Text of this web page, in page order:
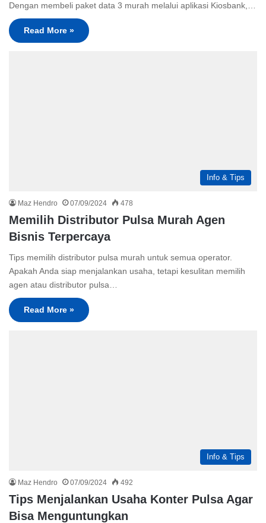
Dengan membeli paket data 3 murah melalui aplikasi Kiosbank,…
Read More »
Info & Tips
Maz Hendro 07/09/2024 478
Memilih Distributor Pulsa Murah Agen
Bisnis Terpercaya
Tips memilih distributor pulsa murah untuk semua operator.
Apakah Anda siap menjalankan usaha, tetapi kesulitan memilih
agen atau distributor pulsa…
Read More »
Info & Tips
Maz Hendro 07/09/2024 492
Tips Menjalankan Usaha Konter Pulsa Agar
Bisa Menguntungkan